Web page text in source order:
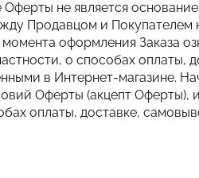
не является
Продавцом и Покупателем
оформления Заказа
о способах оплаты,
в Интернет-магазине.
Оферты (акцепт Оферты),
оплаты, доставке,